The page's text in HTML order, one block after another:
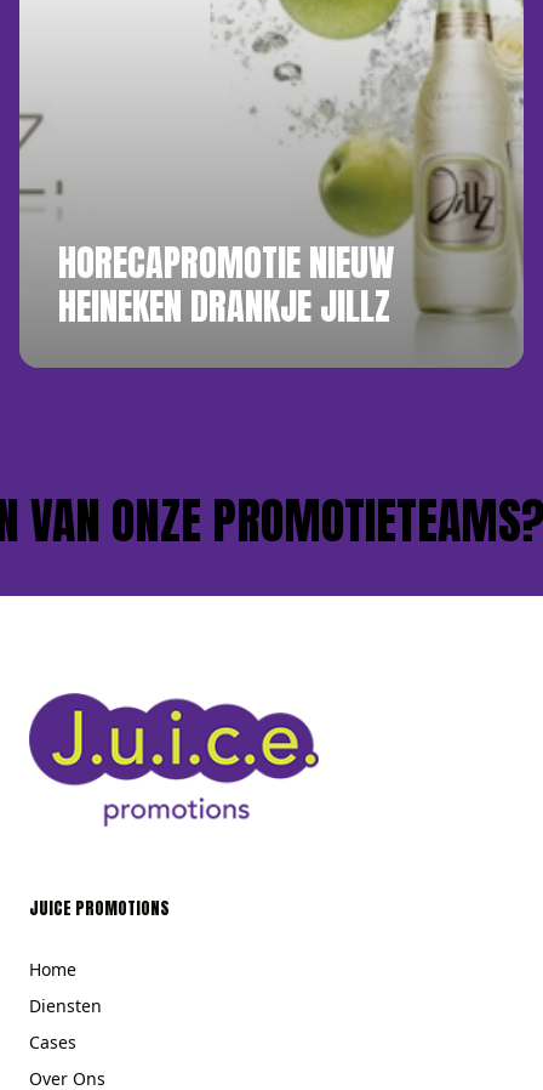
HORECAPROMOTIE NIEUW
HEINEKEN DRANKJE JILLZ
ONZE PROMOTIETEAMS?
JUICE PROMOTIONS
Home
Diensten
Cases
Over Ons